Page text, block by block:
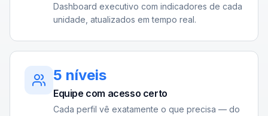
Dashboard executivo com indicadores de cada
unidade, atualizados em tempo real.
5 níveis
Equipe com acesso certo
Cada perfil vê exatamente o que precisa — do